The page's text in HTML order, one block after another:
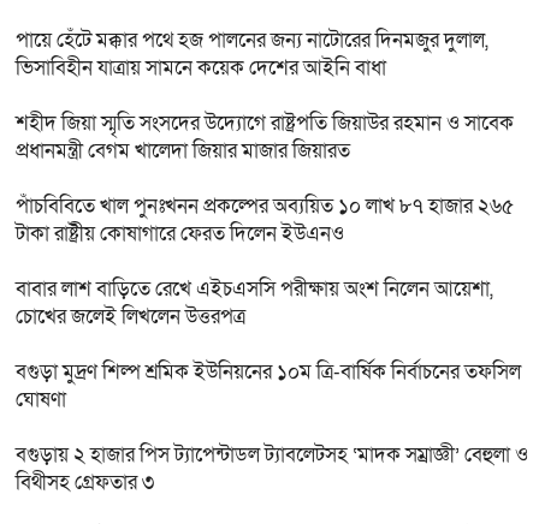
পায়ে হেঁটে মক্কার পথে হজ পালনের জন্য নাটোরের দিনমজুর দুলাল,
ভিসাবিহীন যাত্রায় সামনে কয়েক দেশের আইনি বাধা
শহীদ জিয়া স্মৃতি সংসদের উদ্যোগে রাষ্ট্রপতি জিয়াউর রহমান ও সাবেক
প্রধানমন্ত্রী বেগম খালেদা জিয়ার মাজার জিয়ারত
পাঁচবিবিতে খাল পুনঃখনন প্রকল্পের অব্যয়িত ১০ লাখ ৮৭ হাজার ২৬৫
টাকা রাষ্ট্রীয় কোষাগারে ফেরত দিলেন ইউএনও
বাবার লাশ বাড়িতে রেখে এইচএসসি পরীক্ষায় অংশ নিলেন আয়েশা,
চোখের জলেই লিখলেন উত্তরপত্র
বগুড়া মুদ্রণ শিল্প শ্রমিক ইউনিয়নের ১০ম ত্রি-বার্ষিক নির্বাচনের তফসিল
ঘোষণা
বগুড়ায় ২ হাজার পিস ট্যাপেন্টাডল ট্যাবলেটসহ ‘মাদক সম্রাজ্ঞী’ বেহুলা ও
বিথীসহ গ্রেফতার ৩